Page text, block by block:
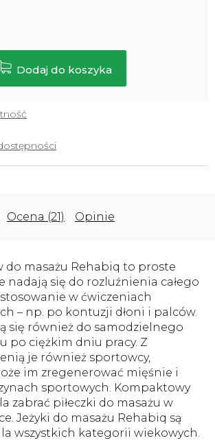
Dodaj do koszyka
Ocena (21) Opinie
do masażu Rehabiq to proste
nadają się do rozluźnienia całego
w ćwiczeniach
– np. po kontuzji dłoni i palców.
się również do samodzielnego
po ciężkim dniu pracy. Z
je również sportowcy,
im zregenerować mięśnie i
sportowych. Kompaktowy
zabrać piłeczki do masażu w
Jeżyki do masażu Rehabiq są
wszystkich kategorii wiekowych.